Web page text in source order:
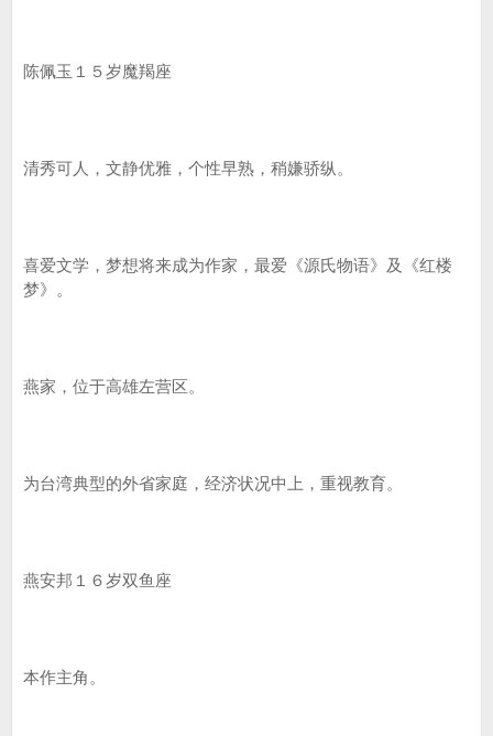
陈佩玉１５岁魔羯座
清秀可人，文静优雅，个性早熟，稍嫌骄纵。
喜爱文学，梦想将来成为作家，最爱《源氏物语》及《红楼
梦》。
燕家，位于高雄左营区。
为台湾典型的外省家庭，经济状况中上，重视教育。
燕安邦１６岁双鱼座
本作主角。